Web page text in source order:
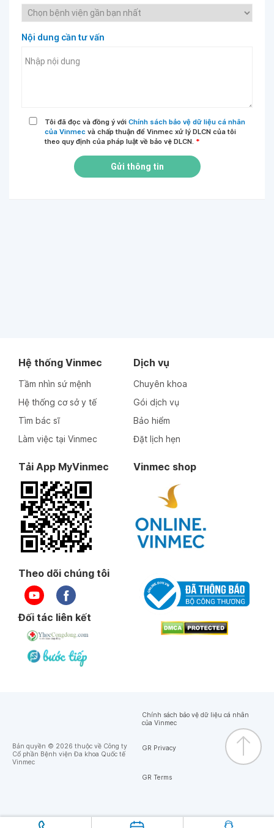
Nội dung cần tư vấn
Tôi đã đọc và đồng ý với Chính sách bảo vệ dữ liệu cá nhân
của Vinmec và chấp thuận để Vinmec xử lý DLCN của tôi
theo quy định của pháp luật về bảo vệ DLCN. *
Gửi thông tin
Hệ thống Vinmec
Tầm nhìn sứ mệnh
Hệ thống cơ sở y tế
Tìm bác sĩ
Làm việc tại Vinmec
Dịch vụ
Chuyên khoa
Gói dịch vụ
Bảo hiểm
Đặt lịch hẹn
Tải App MyVinmec Vinmec shop
Theo dõi chúng tôi
Đối tác liên kết
Bản quyền © 2026 thuộc về Công ty
Cổ phần Bệnh viện Đa khoa Quốc tế
Vinmec
Chính sách bảo vệ dữ liệu cá nhân
của Vinmec
GR Privacy
GR Terms